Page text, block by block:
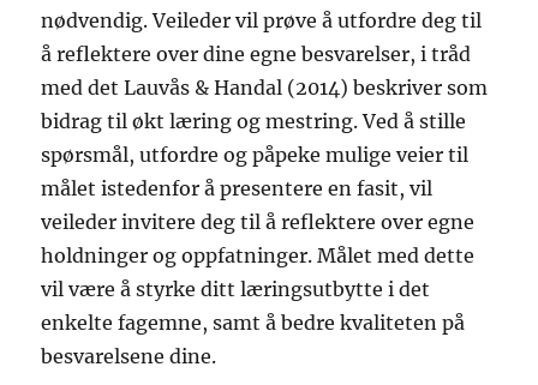
nødvendig. Veileder vil prøve å utfordre deg til
å reflektere over dine egne besvarelser, i tråd
med det Lauvås & Handal (2014) beskriver som
bidrag til økt læring og mestring. Ved å stille
spørsmål, utfordre og påpeke mulige veier til
målet istedenfor å presentere en fasit, vil
veileder invitere deg til å reflektere over egne
holdninger og oppfatninger. Målet med dette
vil være å styrke ditt læringsutbytte i det
enkelte fagemne, samt å bedre kvaliteten på
besvarelsene dine.